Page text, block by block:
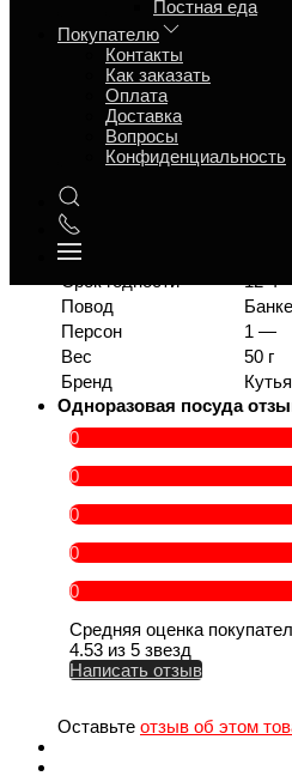
Постная еда
Покупателю
Контакты
Как заказать
Оплата
Доставка
Вопросы
Конфиденциальность
Обзор
Характеристики
Отзывы
Страница
Страница
Страница
В магазине «Кутья.рф»
посуда - цена 119 руб.
доставки расчитывается в
Время приготовления
Срок годности
12 ч
Повод
Персон
1 —
Вес
50 г
Бренд
Одноразовая посуда
0
0
0
0
0
Средняя оценка
4.53 из 5 звезд
Написать отзыв
Оставьте отзыв об этом